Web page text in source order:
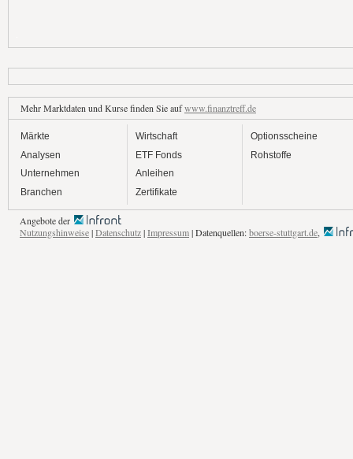
Mehr Marktdaten und Kurse finden Sie aufwww.finanztreff.de
Märkte
Analysen
Unternehmen
Branchen
Wirtschaft
ETF Fonds
Anleihen
Zertifikate
Optionsscheine
Rohstoffe
Angebote der
Nutzungshinweise|Datenschutz|Impressum| Datenquellen:boerse-stuttgart.de,